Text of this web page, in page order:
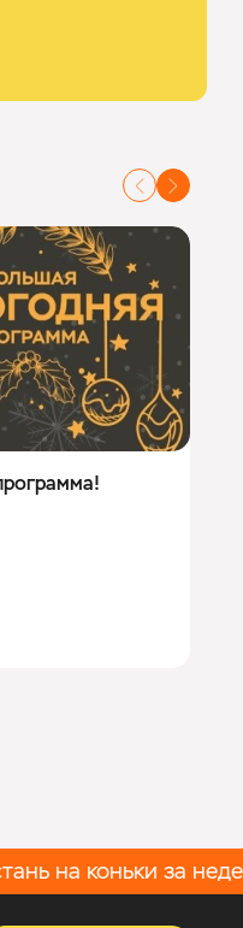
на коньки за